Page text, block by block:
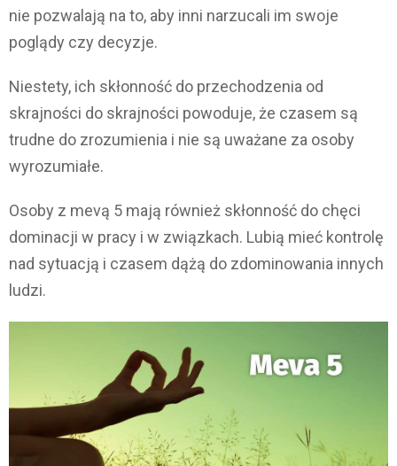
nie pozwalają na to, aby inni narzucali im swoje
poglądy czy decyzje.
Niestety, ich skłonność do przechodzenia od
skrajności do skrajności powoduje, że czasem są
trudne do zrozumienia i nie są uważane za osoby
wyrozumiałe.
Osoby z mevą 5 mają również skłonność do chęci
dominacji w pracy i w związkach. Lubią mieć kontrolę
nad sytuacją i czasem dążą do zdominowania innych
ludzi.